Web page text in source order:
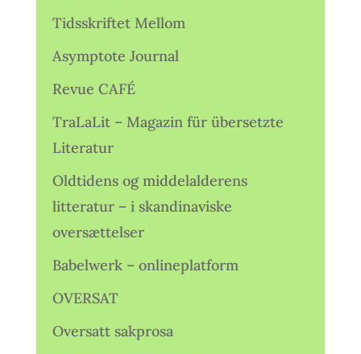
Tidsskriftet Mellom
Asymptote Journal
Revue CAFÉ
TraLaLit – Magazin für übersetzte
Literatur
Oldtidens og middelalderens
litteratur – i skandinaviske
oversættelser
Babelwerk – onlineplatform
OVERSAT
Oversatt sakprosa